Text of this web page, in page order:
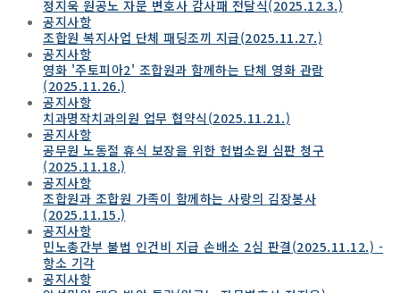
정지욱 원공노 자문 변호사 감사패 전달식(2025.12.3.)
공지사항
조합원 복지사업 단체 패딩조끼 지급(2025.11.27.)
공지사항
영화 '주토피아2' 조합원과 함께하는 단체 영화 관람
(2025.11.26.)
공지사항
치과명작치과의원 업무 협약식(2025.11.21.)
공지사항
공무원 노동절 휴식 보장을 위한 헌법소원 심판 청구
(2025.11.18.)
공지사항
조합원과 조합원 가족이 함께하는 사랑의 김장봉사
(2025.11.15.)
공지사항
민노총간부 불법 인건비 지급 손배소 2심 판결(2025.11.12.) -
항소 기각
공지사항